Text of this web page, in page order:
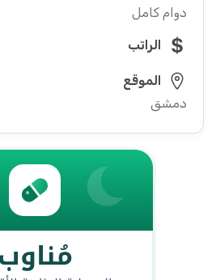
دوام كامل
الراتب
الموقع
دمشق